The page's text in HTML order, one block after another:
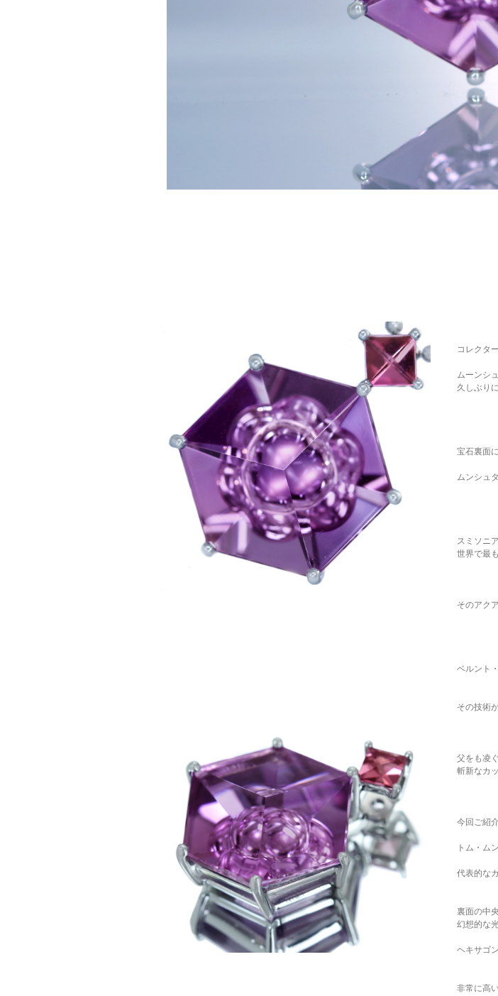
コレクタ
ムーンシ
久しぶり
宝石裏面
ムンシュ
スミソニ
世界で最
そのアク
ベルント
その技術
父をも凌
斬新なカ
今回ご紹
トム・ム
代表的な
裏面の中
幻想的な
ヘキサゴ
非常に高
ご注文手続き カートを見る